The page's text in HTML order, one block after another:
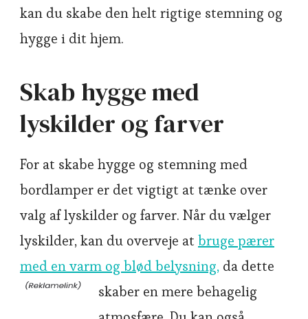
kan du skabe den helt rigtige stemning og
hygge i dit hjem.
Skab hygge med
lyskilder og farver
For at skabe hygge og stemning med
bordlamper er det vigtigt at tænke over
valg af lyskilder og farver. Når du vælger
lyskilder, kan du overveje at bruge pærer
med en varm og blød belysning, da dette
skaber en mere behagelig